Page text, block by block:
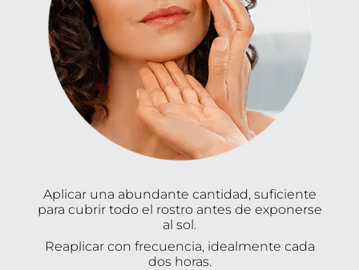
Aplicar una abundante cantidad, suficiente
para cubrir todo el rostro antes de exponerse
al sol.
Reaplicar con frecuencia, idealmente cada
dos horas.